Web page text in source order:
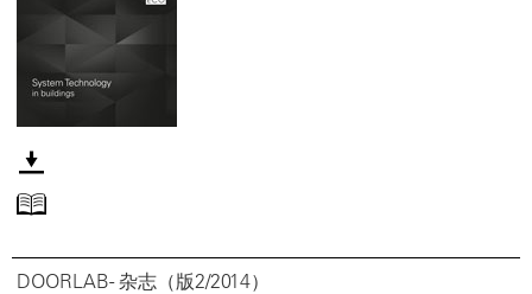
DOORLAB - 杂志（版2/2014）